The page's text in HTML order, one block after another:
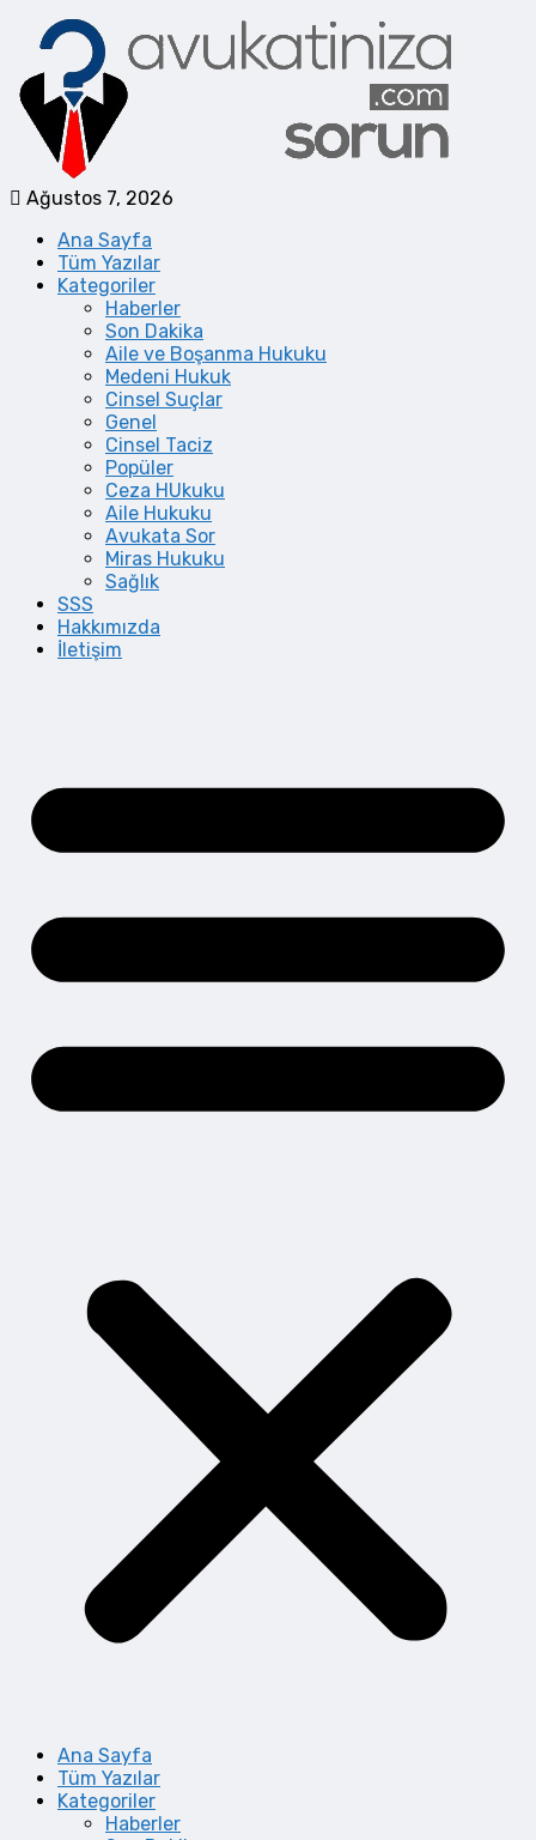
Ağustos 7, 2026
Ana Sayfa
Tüm Yazılar
Kategoriler
Haberler
Son Dakika
Aile ve Boşanma Hukuku
Medeni Hukuk
Cinsel Suçlar
Genel
Cinsel Taciz
Popüler
Ceza HUkuku
Aile Hukuku
Avukata Sor
Miras Hukuku
Sağlık
SSS
Hakkımızda
İletişim
Ana Sayfa
Tüm Yazılar
Kategoriler
Haberler